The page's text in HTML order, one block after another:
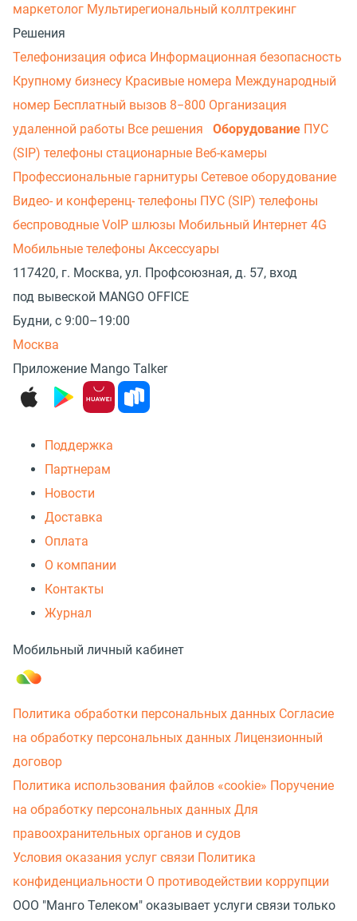
маркетолог Мультирегиональный коллтрекинг
Решения
Телефонизация офиса Информационная безопасность
Крупному бизнесу Красивые номера Международный
номер Бесплатный вызов 8−800 Организация
удаленной работы Все решения Оборудование ПУС
(SIP) телефоны стационарные Веб-камеры
Профессиональные гарнитуры Сетевое оборудование
Видео- и конференц- телефоны ПУС (SIP) телефоны
беспроводные VoIP шлюзы Мобильный Интернет 4G
Мобильные телефоны Аксессуары
117420, г. Москва, ул. Профсоюзная, д. 57, вход
под вывеской MANGO OFFICE
Будни, с 9:00–19:00
Москва
Приложение Mango Talker
Поддержка
Партнерам
Новости
Доставка
Оплата
О компании
Контакты
Журнал
Мобильный личный кабинет
Политика обработки персональных данных Согласие
на обработку персональных данных Лицензионный
договор
Политика использования файлов «cookie» Поручение
на обработку персональных данных Для
правоохранительных органов и судов
Условия оказания услуг связи Политика
конфиденциальности О противодействии коррупции
ООО "Манго Телеком" оказывает услуги связи только